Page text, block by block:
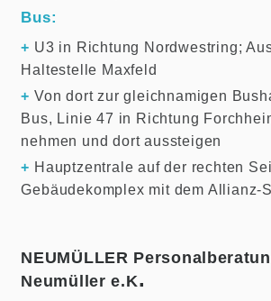
Bus:
+ U3 in Richtung Nordwestring;
Haltestelle Maxfeld
+ Von dort zur gleichnamigen
Bus, Linie 47 in Richtung
nehmen und dort aussteigen
+ Hauptzentrale auf der rechten
Gebäudekomplex mit dem Allianz-
NEUMÜLLER
Neumüller e.K.